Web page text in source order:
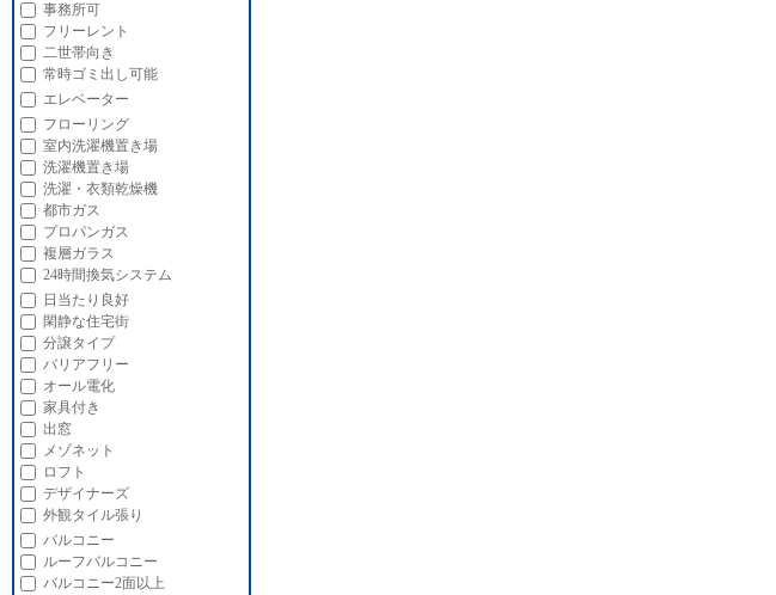
事務所可
フリーレント
二世帯向き
常時ゴミ出し可能
エレベーター
フローリング
室内洗濯機置き場
洗濯機置き場
洗濯・衣類乾燥機
都市ガス
プロパンガス
複層ガラス
24時間換気システム
日当たり良好
閑静な住宅街
分譲タイプ
バリアフリー
オール電化
家具付き
出窓
メゾネット
ロフト
デザイナーズ
外観タイル張り
バルコニー
ルーフバルコニー
バルコニー2面以上